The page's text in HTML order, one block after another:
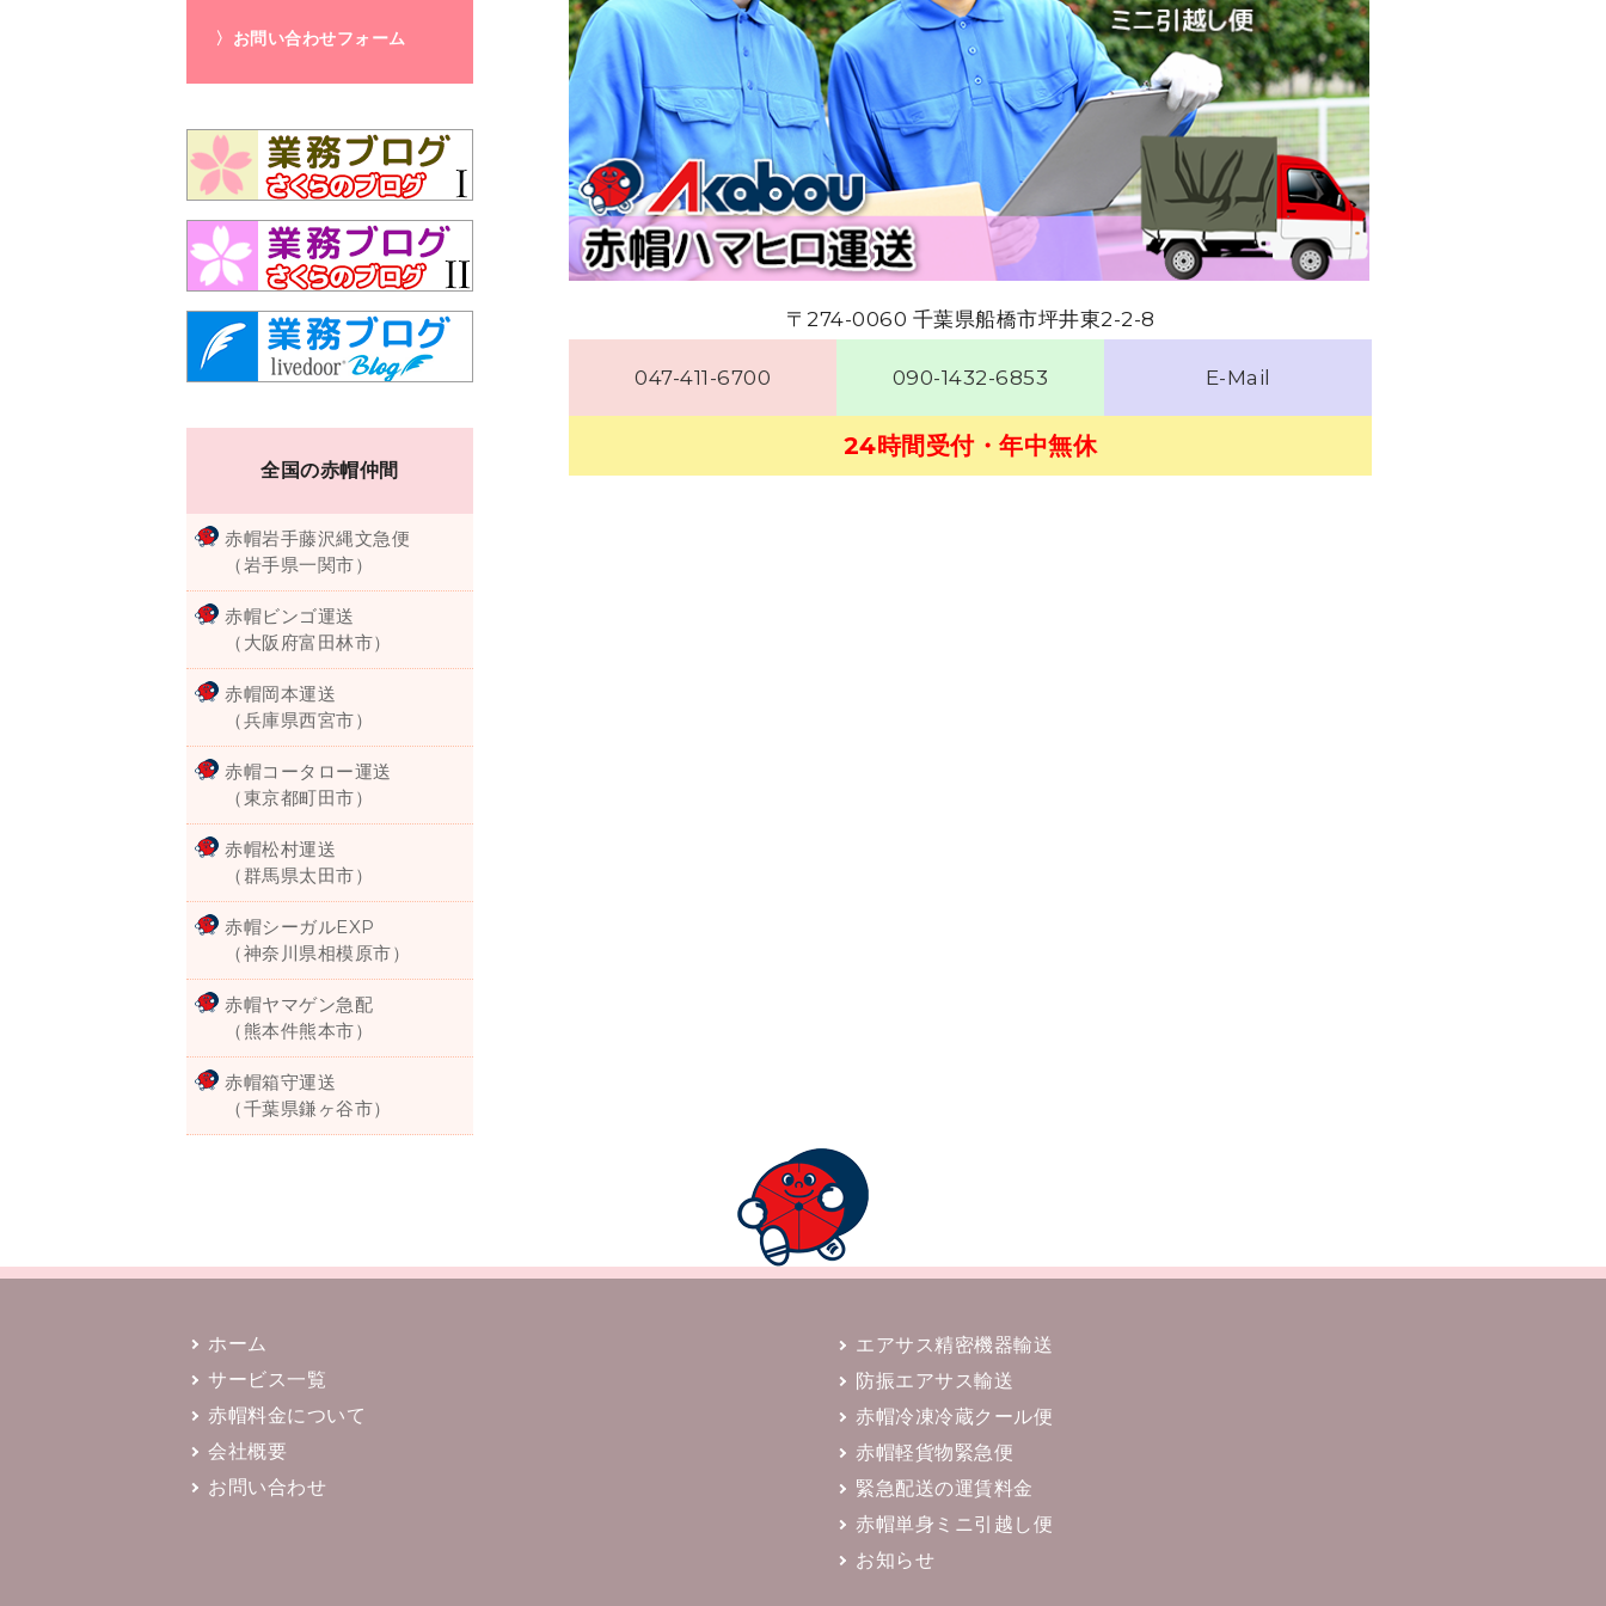
〒274-0060 千葉県船橋市坪井東2-2-8
047-411-6700 090-1432-6853 E-Mail
24時間受付・年中無休
〉お問い合わせフォーム
全国の赤帽仲間
赤帽岩手藤沢縄文急便
（岩手県一関市）
赤帽ビンゴ運送
（大阪府富田林市）
赤帽岡本運送
（兵庫県西宮市）
赤帽コータロー運送
（東京都町田市）
赤帽松村運送
（群馬県太田市）
赤帽シーガルEXP
（神奈川県相模原市）
赤帽ヤマゲン急配
（熊本件熊本市）
赤帽箱守運送
（千葉県鎌ヶ谷市）
ホーム
サービス一覧
赤帽料金について
会社概要
お問い合わせ
エアサス精密機器輸送
防振エアサス輸送
赤帽冷凍冷蔵クール便
赤帽軽貨物緊急便
緊急配送の運賃料金
赤帽単身ミニ引越し便
お知らせ